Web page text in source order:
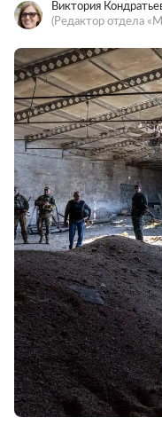
Виктория
(Редактор отдела